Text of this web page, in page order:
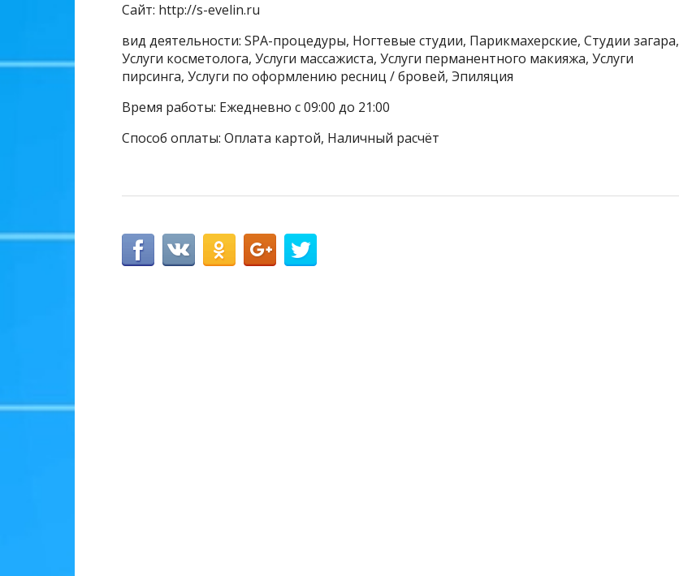
Сайт: http://s-evelin.ru
вид деятельности: SPA-процедуры, Ногтевые студии, Парикмахерские, Студии загара,
Услуги косметолога, Услуги массажиста, Услуги перманентного макияжа, Услуги
пирсинга, Услуги по оформлению ресниц / бровей, Эпиляция
Время работы: Ежедневно с 09:00 до 21:00
Способ оплаты: Оплата картой, Наличный расчёт